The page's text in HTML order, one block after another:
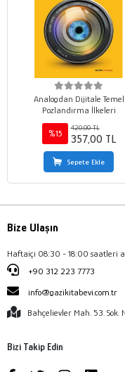
Analogdan Dijitale Temel
Pozlandırma İlkeleri
%15
420,00 TL
357,00 TL
Sepete Ekle
Bize Ulaşın
Haftaiçi 08:30 - 18:00 saatleri
+90 312 223 7773
info@gazikitabevi.com.tr
Bahçelievler Mah. 53.
Bizi Takip Edin